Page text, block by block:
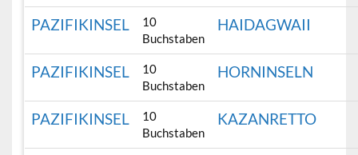
PAZIFIKINSEL
10
Buchstaben
HAIDAGWAII
PAZIFIKINSEL
10
Buchstaben
HORNINSELN
PAZIFIKINSEL
10
Buchstaben
KAZANRETTO